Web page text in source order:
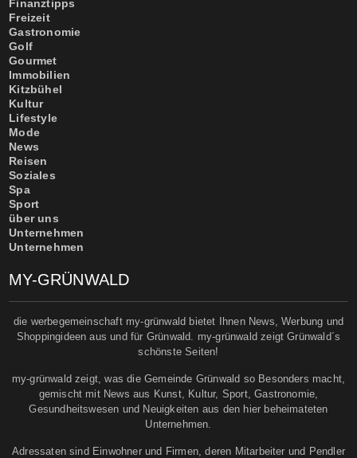
Finanztipps
Freizeit
Gastronomie
Golf
Gourmet
Immobilien
Kitzbühel
Kultur
Lifestyle
Mode
News
Reisen
Soziales
Spa
Sport
über uns
Unternehmen
Unternehmen
MY-GRÜNWALD
die werbegemeinschaft my-grünwald bietet Ihnen News, Werbung und
Shoppingideen aus und für Grünwald. my-grünwald zeigt Grünwald´s
schönste Seiten!
my-grünwald zeigt, was die Gemeinde Grünwald so Besonders macht,
gemischt mit News aus Kunst, Kultur, Sport, Gastronomie,
Gesundheitswesen und Neuigkeiten aus den hier beheimateten
Unternehmen.
Adressaten sind Einwohner und Firmen, deren Mitarbeiter und Pendler